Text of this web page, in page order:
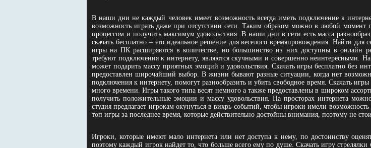
В наши дни не каждый человек имеет возможность всегда иметь подключение к
возможность играть даже при отсутствии сети. Таким образом можно в любой
процессом и получить максимум удовольствия. В наши дни в сети есть масса
скачать бесплатно – это идеальное решение для веселого времяпровождения. Найти
игры на ПК расширяются в количестве, но большинство из них доступны в онлайн
требуют подключения к интернету, являются скучными и совершенно неинтересными.
может подарить массу приятных эмоций и удовольствия. Скачать игры бесплатно без
предоставлен широчайший выбор. В жизни бывают разные ситуации, когда нет
подключения к интернету, помогут разнообразить и убить свободное время. Скачать
много времени. Игры такого типа весят немного а также предоставлены в широком
получить положительные эмоции и массу удовольствия. На просторах интернета
студия предлагает игрокам окунуться в вихрь событий, чтобы игроки имели
топ игры за последнее время, которые действительно достойны внимания, поэтому не
Игроки, которые имеют мало интернета или нет доступа к нему, по достоинству
поэтому каждый игрок найдет то, что больше всего ему по душе. Скачать игру